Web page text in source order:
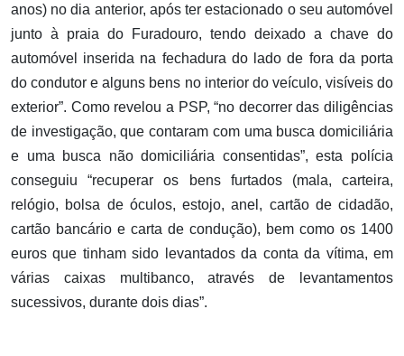
anos) no dia anterior, após ter estacionado o seu automóvel
junto à praia do Furadouro, tendo deixado a chave do
automóvel inserida na fechadura do lado de fora da porta
do condutor e alguns bens no interior do veículo, visíveis do
exterior”. Como revelou a PSP, “no decorrer das diligências
de investigação, que contaram com uma busca domiciliária
e uma busca não domiciliária consentidas”, esta polícia
conseguiu “recuperar os bens furtados (mala, carteira,
relógio, bolsa de óculos, estojo, anel, cartão de cidadão,
cartão bancário e carta de condução), bem como os 1400
euros que tinham sido levantados da conta da vítima, em
várias caixas multibanco, através de levantamentos
sucessivos, durante dois dias”.